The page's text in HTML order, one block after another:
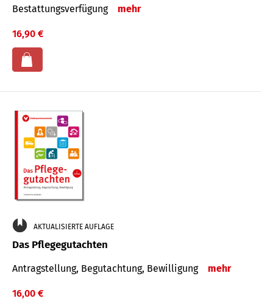
Bestat­tungs­ver­fügung
mehr
16,90 €
AKTUALISIERTE AUFLAGE
Das Pflegegutachten
Antragstellung, Begutachtung, Bewilligung mehr
16,00 €